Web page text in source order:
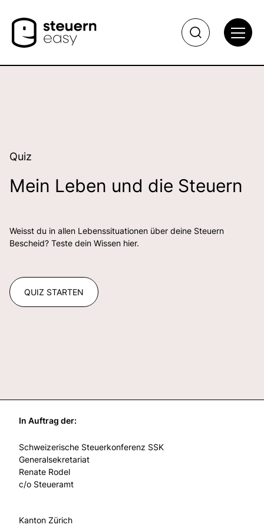
Mein Leben und die Steuern
Quiz
Weisst du in allen Lebenssituationen über deine Steuern
Bescheid? Teste dein Wissen hier.
QUIZ STARTEN
In Auftrag der:
Schweizerische Steuerkonferenz SSK
Generalsekretariat
Renate Rodel
c/o Steueramt
Kanton Zürich